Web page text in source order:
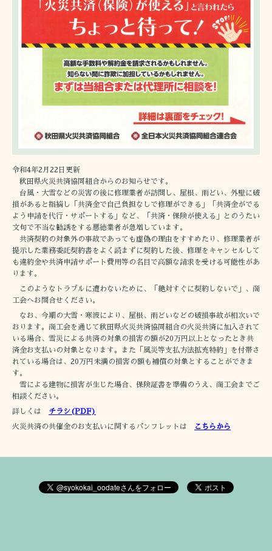
令和4年2月22日更新
秋田県火災共済協同組合からのお知らせです。
台風・大雪などの災害の後に修理業者が訪問し、屋根、雨どい、外壁に破
損があると指摘し「共済金で自己負担なしで修理ができる」「共済金がでる
よう申請を代行・サポートする」など、「共済・保険が使える」とのうたい
文句で不当な勧誘をする悪徳業者が急増しています。
共済契約の対象外の事故であっても虚偽の理由をすすめたり、修理業者が
提示した業務委託契約書をよく読まずに契約した後、修理をキャンセルして
も違約金や共済申請サポート費用等の名目で高額な請求を受ける可能性があ
ります。
このようなトラブルに遭わないために、「絶対すぐに契約しないで」、商
工会へお問合せください。
なお、今期の大雪・寒波により、屋根、雨どいなどの破損事故が相次いで
おります。商工会を通じて秋田県火災共済協同組合の火災共済に加入されて
いる場合、雪災による共済の対象の損害の額が20万円以上となったとき共
済金お支払いの対象となります。また「風災等支払方法拡充特約」を付帯さ
れている場合は、20万円未満の損害の額も補償の対象とすることができま
す。
雪による建物に損害が生じた場合、保険証書を準備のうえ、商工会までご
相談ください。
詳しくは チラシ(PDF)
火災共済の共催金のお支払いに関するパンフレットは こちらから